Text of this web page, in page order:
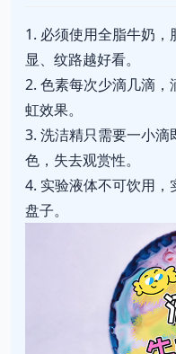
1. 必须使用全脂牛奶
显、纹路越好看。
2. 色素每次少滴几滴
虹效果。
3. 洗洁精只需要一小
色，失去观赏性。
4. 实验液体不可饮用
盘子。